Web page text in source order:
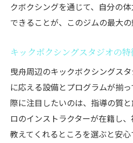
クボクシングを通じて、自分の
できることが、このジムの最大の
キックボクシングスタジオの
曳舟周辺のキックボクシングス
に応える設備とプログラムが揃
際に注目したいのは、指導の質
ロのインストラクターが在籍し
教えてくれるところを選ぶと安